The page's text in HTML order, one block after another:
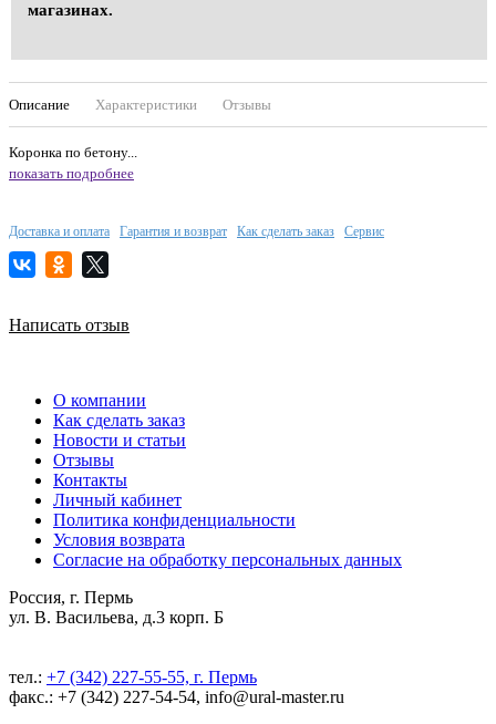
магазинах.
Описание Характеристики Отзывы
Коронка по бетону...
показать подробнее
Доставка и оплата Гарантия и возврат Как сделать заказ Сервис
Написать отзыв
О компании
Как сделать заказ
Новости и статьи
Отзывы
Контакты
Личный кабинет
Политика конфиденциальности
Условия возврата
Согласие на обработку персональных данных
Россия, г. Пермь
ул. В. Васильева, д.3 корп. Б
тел.: +7 (342) 227-55-55, г. Пермь
факс.: +7 (342) 227-54-54, info@ural-master.ru